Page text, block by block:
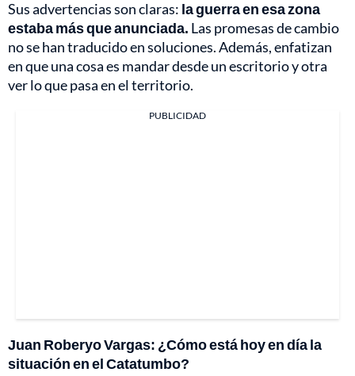
Sus advertencias son claras: la guerra en esa zona
estaba más que anunciada. Las promesas de cambio
no se han traducido en soluciones. Además, enfatizan
en que una cosa es mandar desde un escritorio y otra
ver lo que pasa en el territorio.
PUBLICIDAD
Juan Roberyo Vargas: ¿Cómo está hoy en día la
situación en el Catatumbo?